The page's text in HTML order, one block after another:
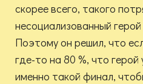
скорее всего, такого
несоциализованный
Поэтому он решил, что
где-то на 80 %, что
именно такой финал,